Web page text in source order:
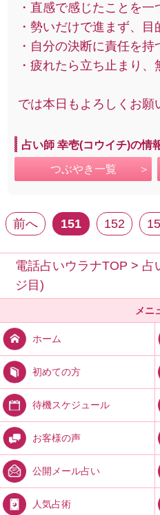
・直感で感じたことを一
・勢いだけで進まず、目
・自分の決断に責任を持
・疲れたら立ち止まり、
では本日もよろしくお願
占い師 幸壱(コウイチ)の情
つぶやき一覧
前へ 151 152
電話占いウラナTOP > 占
ジ目)
メニ
ホーム
初めての方
待機スケジュール
お客様の声
公開メール占い
人気占術